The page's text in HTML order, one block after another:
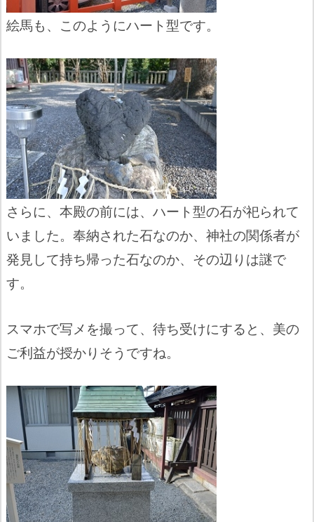
絵馬も、このようにハート型です。
さらに、本殿の前には、ハート型の石が祀られて
いました。奉納された石なのか、神社の関係者が
発見して持ち帰った石なのか、その辺りは謎で
す。
スマホで写メを撮って、待ち受けにすると、美の
ご利益が授かりそうですね。